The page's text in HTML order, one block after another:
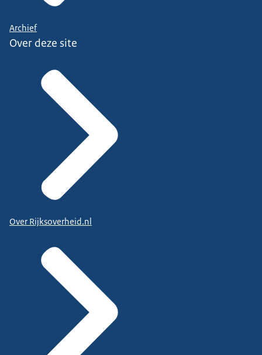
Archief
Over deze site
Over Rijksoverheid.nl